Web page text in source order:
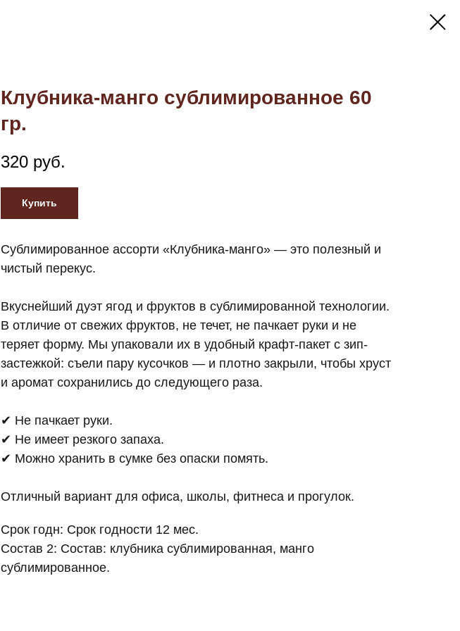
Клубника-манго сублимированное 60
гр.
320 руб.
Купить
Сублимированное ассорти «Клубника-манго» — это полезный и
чистый перекус.
Вкуснейший дуэт ягод и фруктов в сублимированной технологии.
В отличие от свежих фруктов, не течет, не пачкает руки и не
теряет форму. Мы упаковали их в удобный крафт-пакет с зип-
застежкой: съели пару кусочков — и плотно закрыли, чтобы хруст
и аромат сохранились до следующего раза.
✔ Не пачкает руки.
✔ Не имеет резкого запаха.
✔ Можно хранить в сумке без опаски помять.
Отличный вариант для офиса, школы, фитнеса и прогулок.
Срок годн: Срок годности 12 мес.
Состав 2: Состав: клубника сублимированная, манго
сублимированное.